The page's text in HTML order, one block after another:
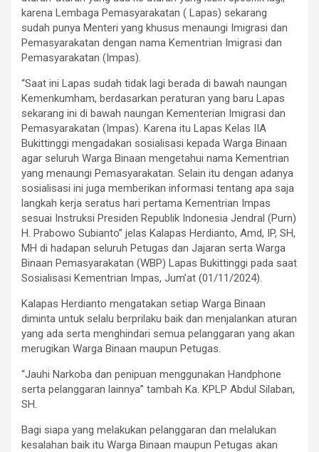
karena Lembaga Pemasyarakatan ( Lapas) sekarang
sudah punya Menteri yang khusus menaungi Imigrasi dan
Pemasyarakatan dengan nama Kementrian Imigrasi dan
Pemasyarakatan (Impas).
“Saat ini Lapas sudah tidak lagi berada di bawah naungan
Kemenkumham, berdasarkan peraturan yang baru Lapas
sekarang ini di bawah naungan Kementerian Imigrasi dan
Pemasyarakatan (Impas). Karena itu Lapas Kelas IIA
Bukittinggi mengadakan sosialisasi kepada Warga Binaan
agar seluruh Warga Binaan mengetahui nama Kementrian
yang menaungi Pemasyarakatan. Selain itu dengan adanya
sosialisasi ini juga memberikan informasi tentang apa saja
langkah kerja seratus hari pertama Kementrian Impas
sesuai Instruksi Presiden Republik Indonesia Jendral (Purn)
H. Prabowo Subianto” jelas Kalapas Herdianto, Amd, IP, SH,
MH di hadapan seluruh Petugas dan Jajaran serta Warga
Binaan Pemasyarakatan (WBP) Lapas Bukittinggi pada saat
Sosialisasi Kementrian Impas, Jum’at (01/11/2024).
Kalapas Herdianto mengatakan setiap Warga Binaan
diminta untuk selalu berprilaku baik dan menjalankan aturan
yang ada serta menghindari semua pelanggaran yang akan
merugikan Warga Binaan maupun Petugas.
“Jauhi Narkoba dan penipuan menggunakan Handphone
serta pelanggaran lainnya” tambah Ka. KPLP Abdul Silaban,
SH.
Bagi siapa yang melakukan pelanggaran dan melalukan
kesalahan baik itu Warga Binaan maupun Petugas akan